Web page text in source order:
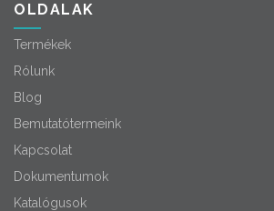
OLDALAK
Termékek
Rólunk
Blog
Bemutatótermeink
Kapcsolat
Dokumentumok
Katalógusok